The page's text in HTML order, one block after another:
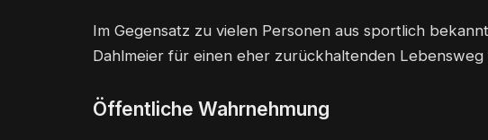
Im Gegensatz zu vielen Personen aus sportlich
Dahlmeier für einen eher zurückhaltenden
Öffentliche Wahrnehmung